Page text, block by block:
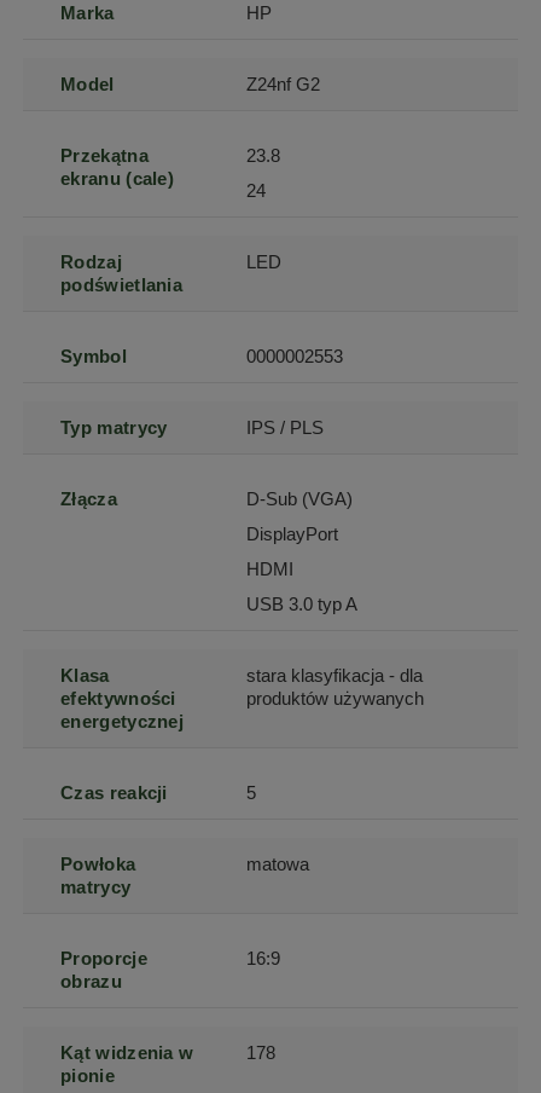
Marka HP
Model Z24nf G2
Przekątna
ekranu (cale)
23.8
24
Rodzaj
podświetlania
LED
Symbol 0000002553
Typ matrycy IPS / PLS
Złącza
D-Sub (VGA)
DisplayPort
HDMI
USB 3.0 typ A
Klasa
efektywności
energetycznej
stara klasyfikacja - dla
produktów używanych
Czas reakcji 5
Powłoka
matrycy
matowa
Proporcje
obrazu
16:9
Kąt widzenia w
pionie
178